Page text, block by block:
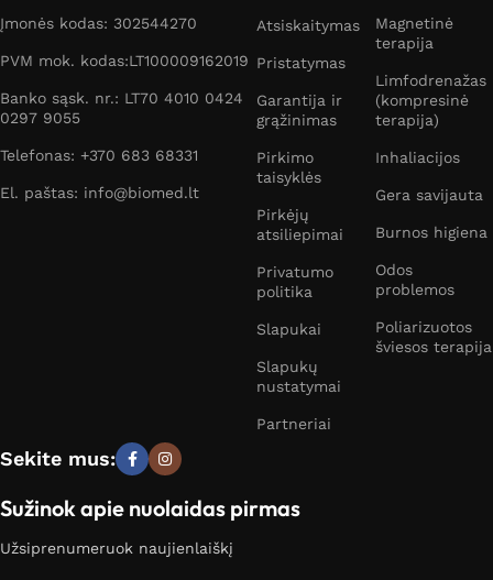
Įmonės kodas: 302544270
PVM mok. kodas:LT100009162019
Banko sąsk. nr.: LT70 4010 0424
0297 9055
Telefonas: +370 683 68331
El. paštas: info@biomed.lt
Atsiskaitymas
Pristatymas
Garantija ir
grąžinimas
Pirkimo
taisyklės
Pirkėjų
atsiliepimai
Privatumo
politika
Slapukai
Slapukų
nustatymai
Partneriai
Magnetinė
terapija
Limfodrenažas
(kompresinė
terapija)
Inhaliacijos
Gera savijauta
Burnos higiena
Odos
problemos
Poliarizuotos
šviesos terapija
Sekite mus:
Sužinok apie nuolaidas pirmas
Užsiprenumeruok naujienlaiškį